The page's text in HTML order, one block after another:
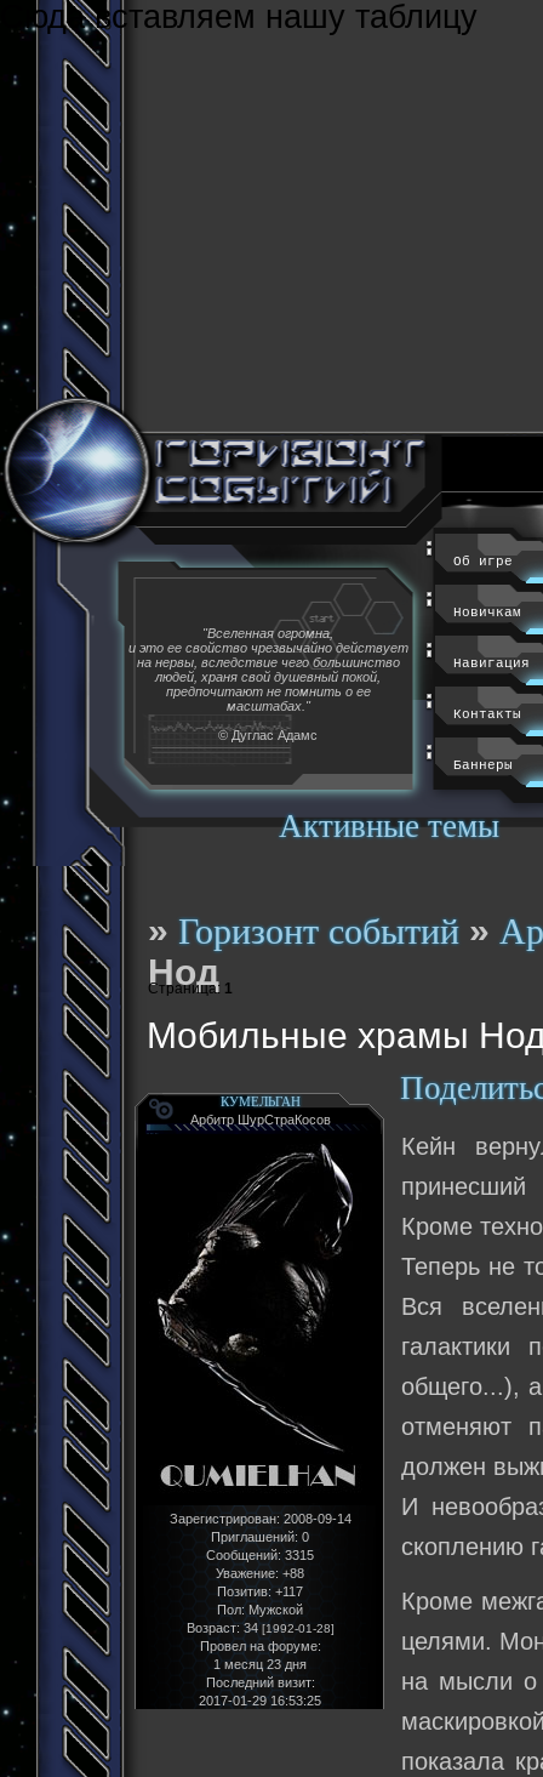
Cюда вставляем нашу таблицу
Активные темы
"Вселенная огромна,
и это ее свойство чрезвычайно действует
на нервы, вследствие чего большинство
людей, храня свой душевный покой,
предпочитают не помнить о ее
масштабах."
© Дуглас Адамс
Об игре
Новичкам
Навигация
Контакты
Баннеры
»Горизонт событий »
Нод
Мобильные храмы
Страница: 1
КУМЕЛЬГАН
Арбитр ШурСтраКосов
Зарегистрирован: 2008-09-14
Приглашений: 0
Сообщений: 3315
Уважение: +88
Позитив: +117
Пол: Мужской
Возраст: 34 [1992-01-28]
Провел на форуме:
1 месяц 23 дня
Последний визит:
2017-01-29 16:53:25
Кейн
принесший
Кроме
Теперь не
Вся
галактики
общего...),
отменяют
должен
И
скоплению
Кроме
целями.
на мысли о
показала